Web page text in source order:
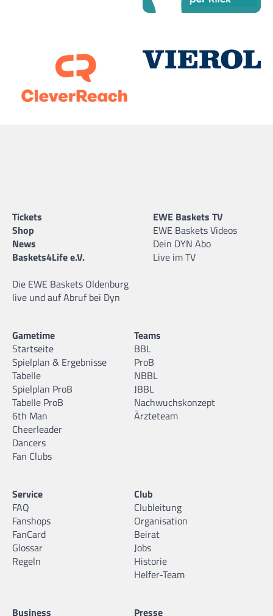
Tickets
Shop
News
Baskets4Life e.V.
Die EWE Baskets Oldenburg
live und auf Abruf bei Dyn
EWE Baskets TV
EWE Baskets Videos
Dein DYN Abo
Live im TV
Gametime
Startseite
Spielplan & Ergebnisse
Tabelle
Spielplan ProB
Tabelle ProB
6th Man
Cheerleader
Dancers
Fan Clubs
Teams
BBL
ProB
NBBL
JBBL
Nachwuchskonzept
Ärzteteam
Service
FAQ
Fanshops
FanCard
Glossar
Regeln
Club
Clubleitung
Organisation
Beirat
Jobs
Historie
Helfer-Team
Business
Presse